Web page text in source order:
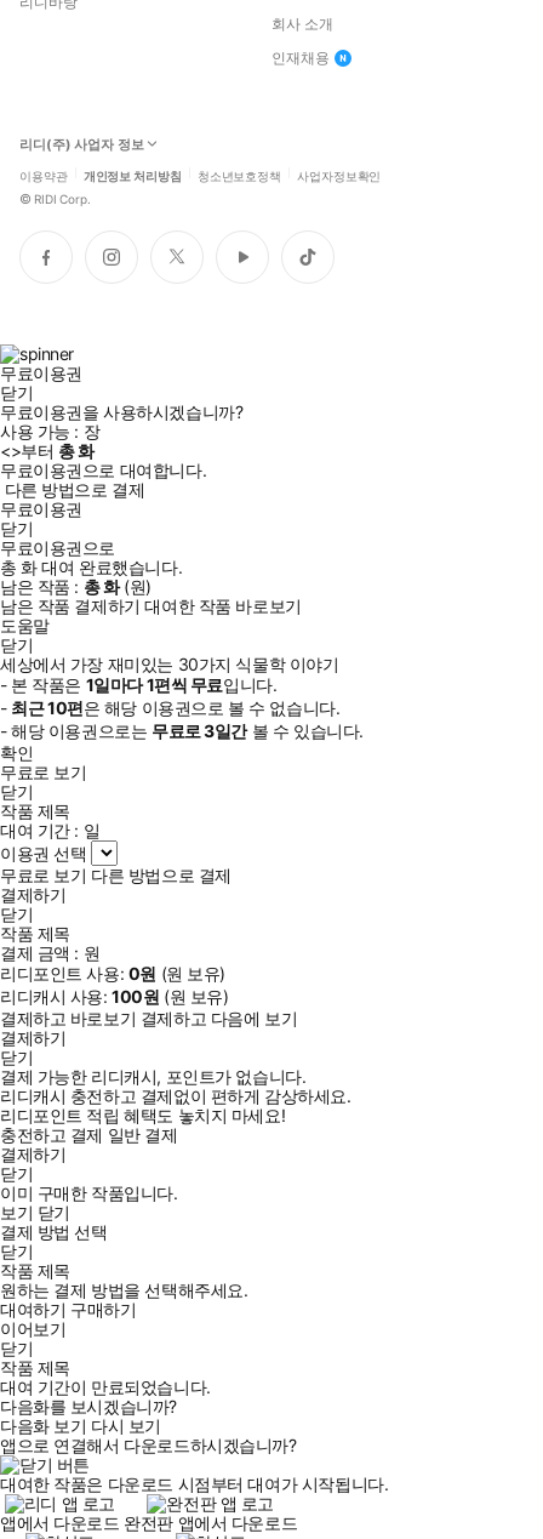
회사 소개
인재채용
리디(주) 사업자 정보
이용약관 개인정보 처리방침 청소년보호정책 사업자정보확인
© RIDI Corp.
페
이
인
스
트
위
유
튜
틱
톡
무료이용권
닫기
무료이용권을 사용하시겠습니까?
사용 가능 : 장
<>부터 총화
무료이용권으로 대여합니다.
다른 방법으로 결제
무료이용권
닫기
무료이용권으로
총 화대여 완료했습니다.
남은 작품 : 총화(원)
남은 작품 결제하기 대여한 작품 바로보기
도움말
닫기
세상에서 가장 재미있는 30가지 식물학 이야기
- 본 작품은 1일마다1편씩 무료입니다.
- 최근10편은 해당 이용권으로 볼 수 없습니다.
- 해당 이용권으로는 무료로3일간볼 수 있습니다.
확인
무료로 보기
닫기
작품 제목
대여 기간 : 일
이용권 선택
무료로 보기 다른 방법으로 결제
결제하기
닫기
작품 제목
결제 금액 : 원
리디포인트 사용: 0원 (원 보유)
리디캐시 사용:100원 (원 보유)
결제하고 바로보기 결제하고 다음에 보기
결제하기
닫기
결제 가능한 리디캐시, 포인트가 없습니다.
리디캐시 충전하고 결제없이 편하게 감상하세요.
리디포인트 적립 혜택도 놓치지 마세요!
충전하고 결제 일반 결제
결제하기
닫기
이미 구매한 작품입니다.
보기 닫기
결제 방법 선택
닫기
작품 제목
원하는 결제 방법을 선택해주세요.
대여하기 구매하기
이어보기
닫기
작품 제목
대여 기간이 만료되었습니다.
다음화를 보시겠습니까?
다음화 보기 다시 보기
앱으로 연결해서 다운로드하시겠습니까?
대여한 작품은 다운로드 시점부터 대여가 시작됩니다.
앱에서 다운로드 완전판 앱에서 다운로드